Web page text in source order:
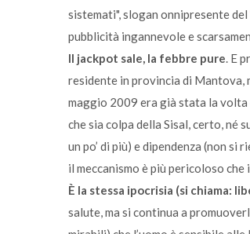
sistemati", slogan onnipresente del
pubblicità ingannevole e
Il jackpot sale, la febbre pure. E
residente in provincia di Mantova,
maggio 2009 era già stata la
che sia colpa della Sisal, certo, né
un po’ di più) e dipendenza (non
il meccanismo è più pericoloso
È la stessa ipocrisia (si chiama:
salute, ma si continua a